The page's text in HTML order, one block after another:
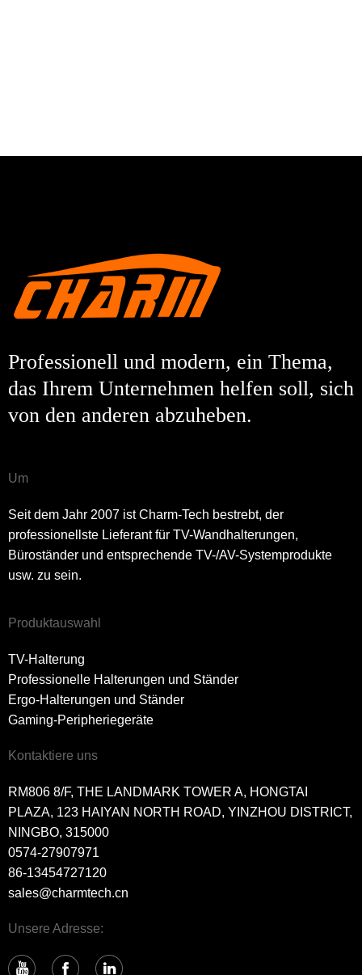
Professionell und modern, ein Thema,
das Ihrem Unternehmen helfen soll, sich
von den anderen abzuheben.
Um
Seit dem Jahr 2007 ist Charm-Tech bestrebt, der
professionellste Lieferant für TV-Wandhalterungen,
Büroständer und entsprechende TV-/AV-Systemprodukte
usw. zu sein.
Produktauswahl
TV-Halterung
Professionelle Halterungen und Ständer
Ergo-Halterungen und Ständer
Gaming-Peripheriegeräte
Kontaktiere uns
RM806 8/F, THE LANDMARK TOWER A, HONGTAI
PLAZA, 123 HAIYAN NORTH ROAD, YINZHOU DISTRICT,
NINGBO, 315000
0574-27907971
86-13454727120
sales@charmtech.cn
Unsere Adresse: